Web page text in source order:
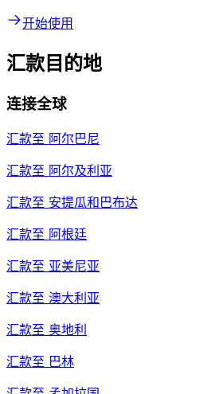
开始使用
汇款目的地
连接全球
汇款至 阿尔巴尼
汇款至 阿尔及利亚
汇款至 安提瓜和巴布达
汇款至 阿根廷
汇款至 亚美尼亚
汇款至 澳大利亚
汇款至 奥地利
汇款至 巴林